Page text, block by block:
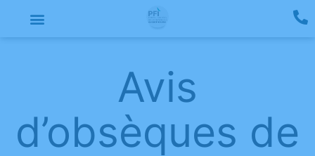
Avis
d’obsèques de